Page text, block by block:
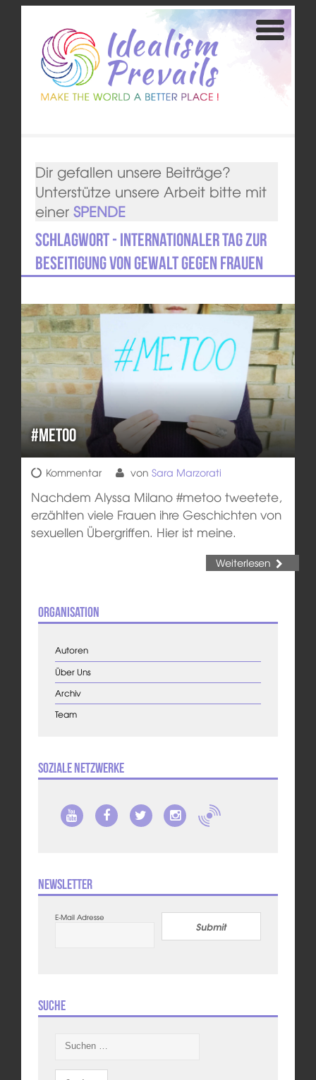
Dir gefallen unsere Beiträge?
Unterstütze unsere Arbeit bitte mit
einer SPENDE
Schlagwort - Internationaler Tag zur
Beseitigung von Gewalt gegen Frauen
#metoo
Kommentar von Sara Marzorati
Nachdem Alyssa Milano #metoo tweetete,
erzählten viele Frauen ihre Geschichten von
sexuellen Übergriffen. Hier ist meine.
Weiterlesen
Organisation
Autoren
Über Uns
Archiv
Team
Soziale Netzwerke
Newsletter
E-Mail Adresse
Submit
Suche
nach: